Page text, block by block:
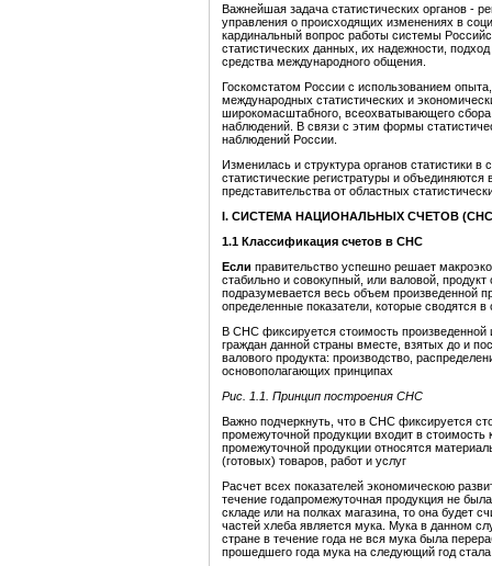
Важнейшая задача статистических органов -
управления о происходящих изменениях в
кардинальный вопрос работы системы
статистических данных, их надежности,
средства международного общения.
Госкомстатом России с использованием
международных статистических и
широкомасштабного, всеохватывающего
наблюдений. В связи с этим формы
наблюдений России.
Изменилась и структура органов статистики
статистические регистратуры и
представительства от областных
I. СИСТЕМА НАЦИОНАЛЬНЫХ СЧЕТОВ
1.1 Классификация счетов в СНС
Если правительство успешно решает
стабильно и совокупный, или валовой,
подразумевается весь объем произведенной
определенные показатели, которые сводятся
В СНС фиксируется стоимость произведенной
граждан данной страны вместе, взятых до и
валового продукта: производство,
основополагающих принципах
Рис. 1.1. Принцип построения СНС
Важно подчеркнуть, что в СНС фиксируется
промежуточной продукции входит в
промежуточной продукции относятся
(готовых) товаров, работ и услуг
Расчет всех показателей экономическою
течение годапромежуточная продукция не
складе или на полках магазина, то она будет
частей хлеба является мука. Мука в данном
стране в течение года не вся мука была
прошедшего года мука на следующий год